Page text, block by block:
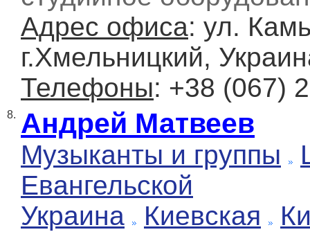
Адрес офиса: ул.
г.Хмельницкий,
Телефоны: +38 (067)
8. Андрей Матвеев
Музыканты и группы
Евангельской
Украина
Киевская